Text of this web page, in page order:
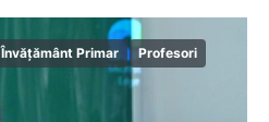
Învățământ Primar Profesori